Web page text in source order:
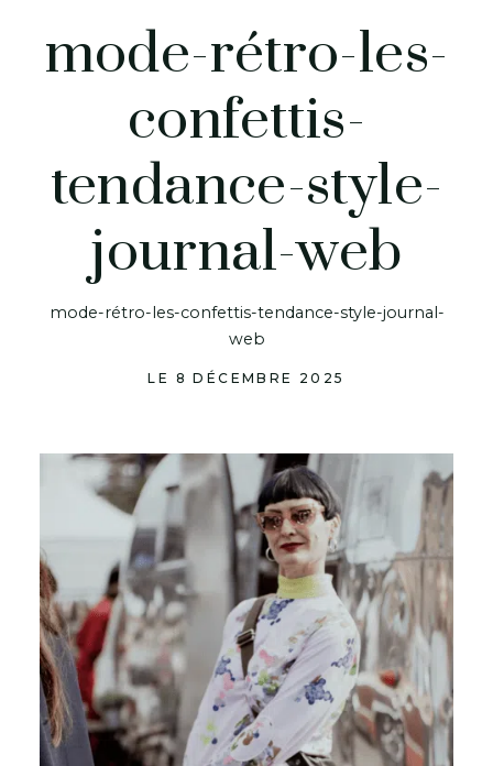
mode-rétro-les-
confettis-
tendance-style-
journal-web
mode-rétro-les-confettis-tendance-style-journal-
web
LE 8 DÉCEMBRE 2025